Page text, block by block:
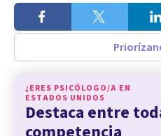
¿ERES PSICÓLOGO/A EN
ESTADOS UNIDOS
Destaca entre